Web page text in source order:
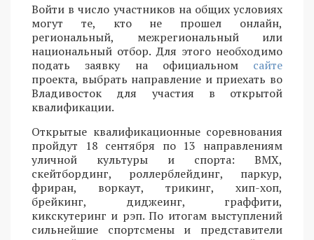
Войти в число участников на общих условиях
могут те, кто не прошел онлайн,
региональный, межрегиональный или
национальный отбор. Для этого необходимо
подать заявку на официальном сайте
проекта, выбрать направление и приехать во
Владивосток для участия в открытой
квалификации.
Открытые квалификационные соревнования
пройдут 18 сентября по 13 направлениям
уличной культуры и спорта: BMX,
скейтбординг, роллерблейдинг, паркур,
фриран, воркаут, трикинг, хип-хоп,
брейкинг, диджеинг, граффити,
кикскутеринг и рэп. По итогам выступлений
сильнейшие спортсмены и представители